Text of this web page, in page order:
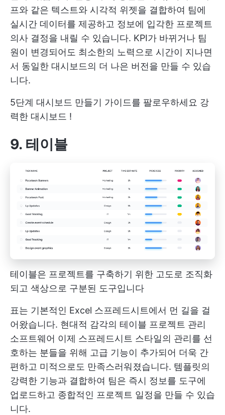
프와 같은 텍스트와 시각적 위젯을 결합하여 팀에
실시간 데이터를 제공하고 정보에 입각한 프로젝트
의사 결정을 내릴 수 있습니다. KPI가 바뀌거나 팀
원이 변경되어도 최소한의 노력으로 시간이 지나면
서 동일한 대시보드의 더 나은 버전을 만들 수 있습
니다.
5단계 대시보드 만들기 가이드를 팔로우하세요 강
력한 대시보드 !
9. 테이블
테이블은 프로젝트를 구축하기 위한 고도로 조직화
되고 색상으로 구분된 도구입니다
표는 기본적인 Excel 스프레드시트에서 먼 길을 걸
어왔습니다. 현대적 감각의 테이블 프로젝트 관리
소프트웨어 이제 스프레드시트 스타일의 관리를 선
호하는 분들을 위해 고급 기능이 추가되어 더욱 간
편하고 미적으로도 만족스러워졌습니다. 템플릿의
강력한 기능과 결합하여 팀은 즉시 정보를 도구에
업로드하고 종합적인 프로젝트 일정을 만들 수 있습
니다.